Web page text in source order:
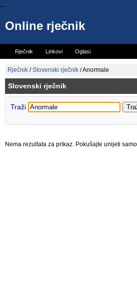
...
Online rječnik
Rječnik Linkovi Oglasi
Vicevi Mini rječnik
Rječnik /Slovenski rječnik /Anormale
Slovenski rječnik
Traži
Nema rezultata za prikaz. Pokušajte unijeti